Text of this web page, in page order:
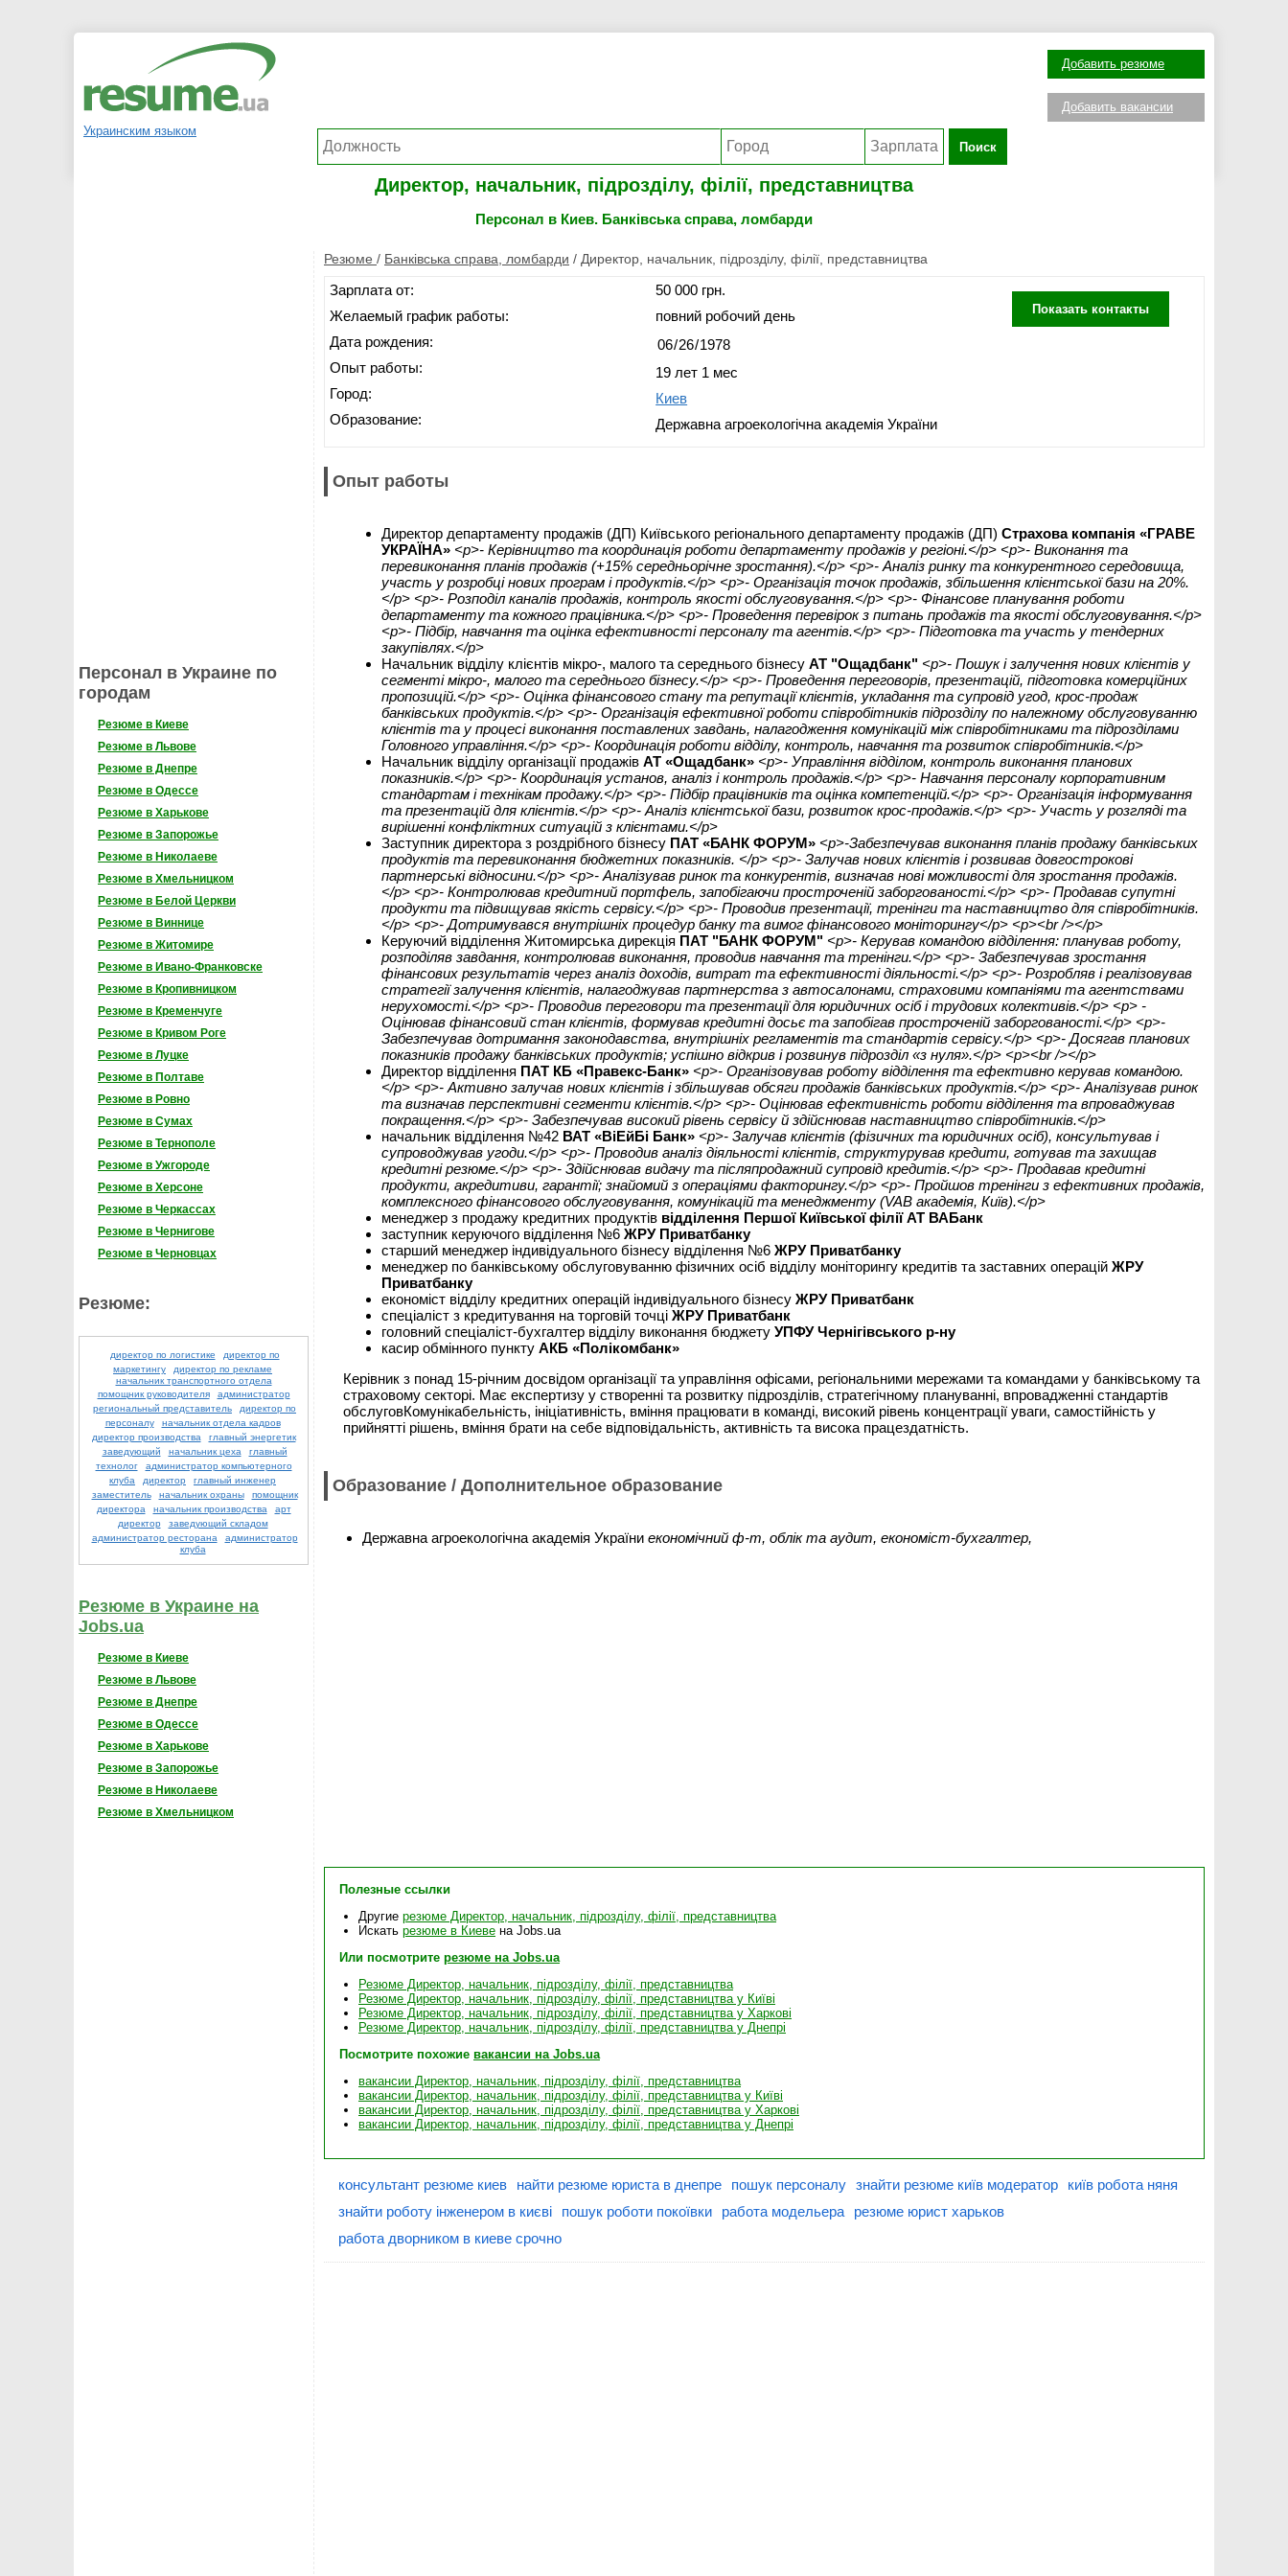
Украинским языком
Поиск
Добавить резюме
Добавить вакансии
Директор, начальник, підрозділу, філії, представництва
Персонал в Киев. Банківська справа, ломбарди
Персонал в Украине по
городам
Резюме в Киеве
Резюме в Львове
Резюме в Днепре
Резюме в Одессе
Резюме в Харькове
Резюме в Запорожье
Резюме в Николаеве
Резюме в Хмельницком
Резюме в Белой Церкви
Резюме в Виннице
Резюме в Житомире
Резюме в Ивано-Франковске
Резюме в Кропивницком
Резюме в Кременчуге
Резюме в Кривом Роге
Резюме в Луцке
Резюме в Полтаве
Резюме в Ровно
Резюме в Сумах
Резюме в Тернополе
Резюме в Ужгороде
Резюме в Херсоне
Резюме в Черкассах
Резюме в Чернигове
Резюме в Черновцах
Резюме:
директор по логистике
директор по
маркетингу
директор по рекламе
начальник транспортного отдела
помощник руководителя
администратор
региональный представитель
директор по
персоналу
начальник отдела кадров
директор производства
главный энергетик
заведующий
начальник цеха
главный
технолог
администратор компьютерного
клуба
директор
главный инженер
заместитель
начальник охраны
помощник
директора
начальник производства
арт
директор
заведующий складом
администратор ресторана
администратор
клуба
Резюме в Украине на
Jobs.ua
Резюме в Киеве
Резюме в Львове
Резюме в Днепре
Резюме в Одессе
Резюме в Харькове
Резюме в Запорожье
Резюме в Николаеве
Резюме в Хмельницком
Резюме / Банківська справа, ломбарди / Директор, начальник, підрозділу, філії, представництва
Зарплата от:
Желаемый график работы:
Дата рождения:
Опыт работы:
Город:
Образование:
50 000 грн.
повний робочий день
19 лет 1 мес
Киев
Державна агроекологічна академія України
Показать контакты
Опыт работы
Директор департаменту продажів (ДП) Київського регіонального департаменту продажів (ДП) Страхова компанія «ГРАВЕ
УКРАЇНА» <p>- Керівництво та координація роботи департаменту продажів у регіоні.</p> <p>- Виконання та
перевиконання планів продажів (+15% середньорічне зростання).</p> <p>- Аналіз ринку та конкурентного середовища,
участь у розробці нових програм і продуктів.</p> <p>- Організація точок продажів, збільшення клієнтської бази на 20%.
</p> <p>- Розподіл каналів продажів, контроль якості обслуговування.</p> <p>- Фінансове планування роботи
департаменту та кожного працівника.</p> <p>- Проведення перевірок з питань продажів та якості обслуговування.</p>
<p>- Підбір, навчання та оцінка ефективності персоналу та агентів.</p> <p>- Підготовка та участь у тендерних
закупівлях.</p>
Начальник відділу клієнтів мікро-, малого та середнього бізнесу АТ "Ощадбанк" <p>- Пошук і залучення нових клієнтів у
сегменті мікро-, малого та середнього бізнесу.</p> <p>- Проведення переговорів, презентацій, підготовка комерційних
пропозицій.</p> <p>- Оцінка фінансового стану та репутації клієнтів, укладання та супровід угод, крос-продаж
банківських продуктів.</p> <p>- Організація ефективної роботи співробітників підрозділу по належному обслуговуванню
клієнтів та у процесі виконання поставлених завдань, налагодження комунікацій між співробітниками та підрозділами
Головного управління.</p> <p>- Координація роботи відділу, контроль, навчання та розвиток співробітників.</p>
Начальник відділу організації продажів АТ «Ощадбанк» <p>- Управління відділом, контроль виконання планових
показників.</p> <p>- Координація установ, аналіз і контроль продажів.</p> <p>- Навчання персоналу корпоративним
стандартам і технікам продажу.</p> <p>- Підбір працівників та оцінка компетенцій.</p> <p>- Організація інформування
та презентацій для клієнтів.</p> <p>- Аналіз клієнтської бази, розвиток крос-продажів.</p> <p>- Участь у розгляді та
вирішенні конфліктних ситуацій з клієнтами.</p>
Заступник директора з роздрібного бізнесу ПАТ «БАНК ФОРУМ» <p>-Забезпечував виконання планів продажу банківських
продуктів та перевиконання бюджетних показників. </p> <p>- Залучав нових клієнтів і розвивав довгострокові
партнерські відносини.</p> <p>- Аналізував ринок та конкурентів, визначав нові можливості для зростання продажів.
</p> <p>- Контролював кредитний портфель, запобігаючи простроченій заборгованості.</p> <p>- Продавав супутні
продукти та підвищував якість сервісу.</p> <p>- Проводив презентації, тренінги та наставництво для співробітників.
</p> <p>- Дотримувався внутрішніх процедур банку та вимог фінансового моніторингу</p> <p><br /></p>
Керуючий відділення Житомирська дирекція ПАТ "БАНК ФОРУМ" <p>- Керував командою відділення: планував роботу,
розподіляв завдання, контролював виконання, проводив навчання та тренінги.</p> <p>- Забезпечував зростання
фінансових результатів через аналіз доходів, витрат та ефективності діяльності.</p> <p>- Розробляв і реалізовував
стратегії залучення клієнтів, налагоджував партнерства з автосалонами, страховими компаніями та агентствами
нерухомості.</p> <p>- Проводив переговори та презентації для юридичних осіб і трудових колективів.</p> <p> -
Оцінював фінансовий стан клієнтів, формував кредитні досьє та запобігав простроченій заборгованості.</p> <p>-
Забезпечував дотримання законодавства, внутрішніх регламентів та стандартів сервісу.</p> <p>- Досягав планових
показників продажу банківських продуктів; успішно відкрив і розвинув підрозділ «з нуля».</p> <p><br /></p>
Директор відділення ПАТ КБ «Правекс-Банк» <p>- Організовував роботу відділення та ефективно керував командою.
</p> <p>- Активно залучав нових клієнтів і збільшував обсяги продажів банківських продуктів.</p> <p>- Аналізував ринок
та визначав перспективні сегменти клієнтів.</p> <p>- Оцінював ефективність роботи відділення та впроваджував
покращення.</p> <p>- Забезпечував високий рівень сервісу й здійснював наставництво співробітників.</p>
начальник відділення №42 ВАТ «ВіЕйБі Банк» <p>- Залучав клієнтів (фізичних та юридичних осіб), консультував і
супроводжував угоди.</p> <p>- Проводив аналіз діяльності клієнтів, структурував кредити, готував та захищав
кредитні резюме.</p> <p>- Здійснював видачу та післяпродажний супровід кредитів.</p> <p>- Продавав кредитні
продукти, акредитиви, гарантії; знайомий з операціями факторингу.</p> <p>- Пройшов тренінги з ефективних продажів,
комплексного фінансового обслуговування, комунікацій та менеджменту (VAB академія, Київ).</p>
менеджер з продажу кредитних продуктів відділення Першої Київської філії АТ ВАБанк
заступник керуючого відділення №6 ЖРУ Приватбанку
старший менеджер індивідуального бізнесу відділення №6 ЖРУ Приватбанку
менеджер по банківському обслуговуванню фізичних осіб відділу моніторингу кредитів та заставних операцій ЖРУ
Приватбанку
економіст відділу кредитних операцій індивідуального бізнесу ЖРУ Приватбанк
спеціаліст з кредитування на торговій точці ЖРУ Приватбанк
головний спеціаліст-бухгалтер відділу виконання бюджету УПФУ Чернігівського р-ну
касир обмінного пункту АКБ «Полікомбанк»
Керівник з понад 15-річним досвідом організації та управління офісами, регіональними мережами та командами у банківському та
страховому секторі. Має експертизу у створенні та розвитку підрозділів, стратегічному плануванні, впровадженні стандартів
обслуговКомунікабельність, ініціативність, вміння працювати в команді, високий рівень концентрації уваги, самостійність у
прийнятті рішень, вміння брати на себе відповідальність, активність та висока працездатність.
Образование / Дополнительное образование
Державна агроекологічна академія України економічний ф-т, облік та аудит, економіст-бухгалтер,
Полезные ссылки
Другие резюме Директор, начальник, підрозділу, філії, представництва
Искать резюме в Киеве на Jobs.ua
Или посмотрите резюме на Jobs.ua
Резюме Директор, начальник, підрозділу, філії, представництва
Резюме Директор, начальник, підрозділу, філії, представництва у Київі
Резюме Директор, начальник, підрозділу, філії, представництва у Харкові
Резюме Директор, начальник, підрозділу, філії, представництва у Днепрі
Посмотрите похожие вакансии на Jobs.ua
вакансии Директор, начальник, підрозділу, філії, представництва
вакансии Директор, начальник, підрозділу, філії, представництва у Київі
вакансии Директор, начальник, підрозділу, філії, представництва у Харкові
вакансии Директор, начальник, підрозділу, філії, представництва у Днепрі
консультант резюме киев найти резюме юриста в днепре пошук персоналу знайти резюме київ модератор
київ робота няня
знайти роботу інженером в києві
пошук роботи покоївки работа модельера
резюме юрист харьков
работа дворником в киеве срочно